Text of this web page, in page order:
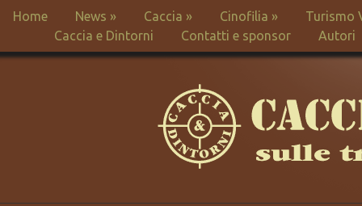
Home News » Caccia » Cinofilia »
Turismo
Caccia e Dintorni
Contatti e sponsor Autori